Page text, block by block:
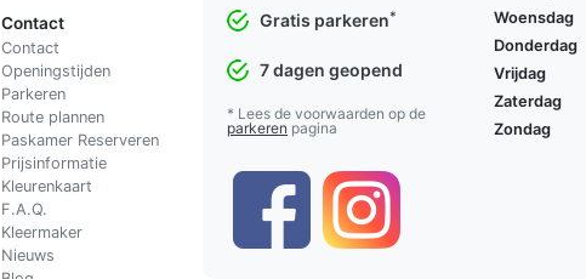
Contact
Contact
Openingstijden
Parkeren
Route plannen
Paskamer Reserveren
Prijsinformatie
Kleurenkaart
F.A.Q.
Kleermaker
Nieuws
Gratis parkeren*
7 dagen geopend
* Lees de voorwaarden op de
parkeren pagina
Woensdag
Donderdag
Vrijdag
Zaterdag
Zondag